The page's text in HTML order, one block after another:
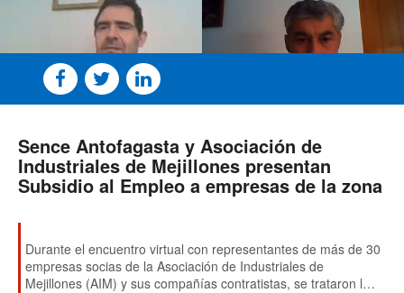
Sence Antofagasta y Asociación de
Industriales de Mejillones presentan
Subsidio al Empleo a empresas de la zona
Durante el encuentro virtual con representantes de más de 30
empresas socias de la Asociación de Industriales de
Mejillones (AIM) y sus compañías contratistas, se trataron los